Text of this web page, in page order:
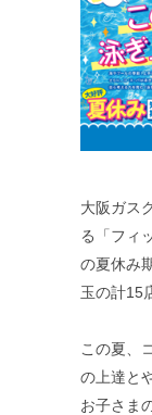
大阪ガス
る「フィ
の夏休み
玉の計15
この夏、
の上達と
お子さま